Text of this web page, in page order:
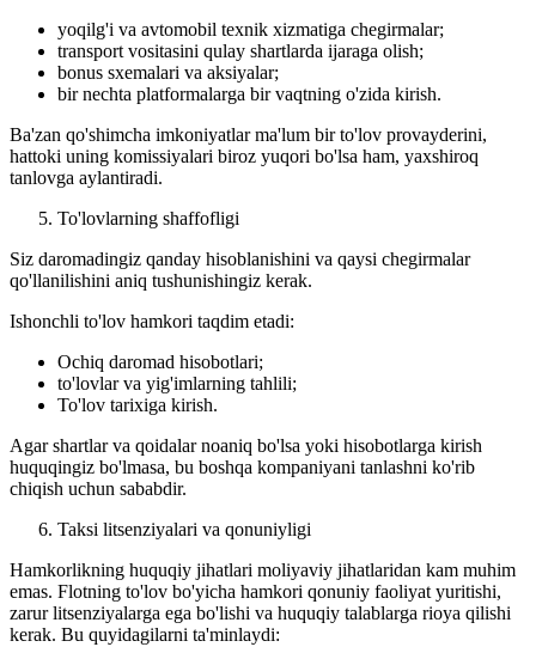
yoqilg'i va avtomobil texnik xizmatiga chegirmalar;
transport vositasini qulay shartlarda ijaraga olish;
bonus sxemalari va aksiyalar;
bir nechta platformalarga bir vaqtning o'zida kirish.
Ba'zan qo'shimcha imkoniyatlar ma'lum bir to'lov provayderini,
hattoki uning komissiyalari biroz yuqori bo'lsa ham, yaxshiroq
tanlovga aylantiradi.
To'lovlarning shaffofligi
Siz daromadingiz qanday hisoblanishini va qaysi chegirmalar
qo'llanilishini aniq tushunishingiz kerak.
Ishonchli to'lov hamkori taqdim etadi:
Ochiq daromad hisobotlari;
to'lovlar va yig'imlarning tahlili;
To'lov tarixiga kirish.
Agar shartlar va qoidalar noaniq bo'lsa yoki hisobotlarga kirish
huquqingiz bo'lmasa, bu boshqa kompaniyani tanlashni ko'rib
chiqish uchun sababdir.
Taksi litsenziyalari va qonuniyligi
Hamkorlikning huquqiy jihatlari moliyaviy jihatlaridan kam muhim
emas. Flotning to'lov bo'yicha hamkori qonuniy faoliyat yuritishi,
zarur litsenziyalarga ega bo'lishi va huquqiy talablarga rioya qilishi
kerak. Bu quyidagilarni ta'minlaydi: